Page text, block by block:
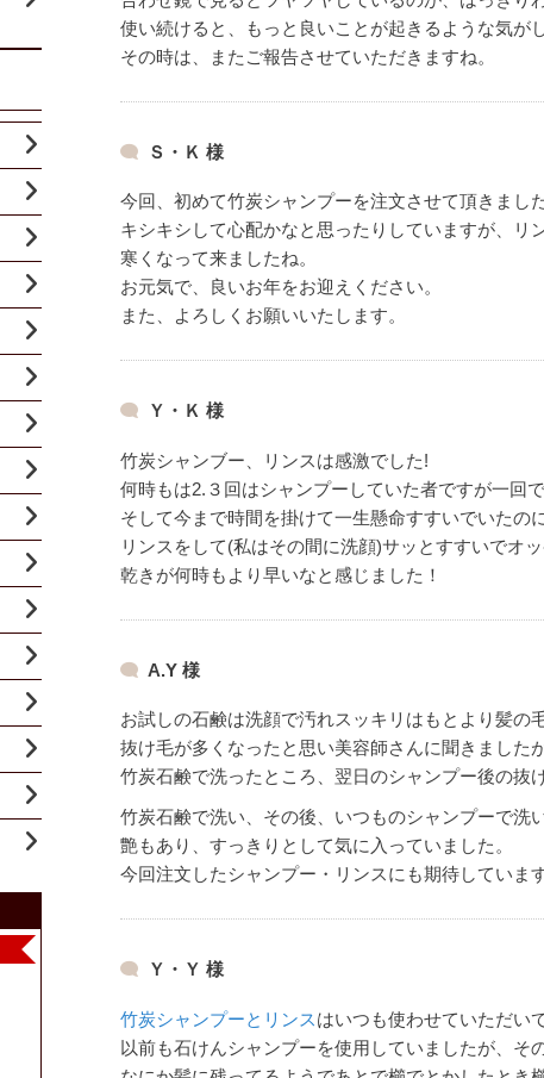
使い続けると、もっと良いことが起きるような気が
その時は、またご報告させていただきますね。
Ｓ・Ｋ 様
今回、初めて竹炭シャンプーを注文させて頂きました
キシキシして心配かなと思ったりしていますが、リ
寒くなって来ましたね。
お元気で、良いお年をお迎えください。
また、よろしくお願いいたします。
Ｙ・Ｋ 様
竹炭シャンブー、リンスは感激でした!
何時もは2.３回はシャンプーしていた者ですが一回
そして今まで時間を掛けて一生懸命すすいでいたの
リンスをして(私はその間に洗顔)サッとすすいでオッ
乾きが何時もより早いなと感じました！
A.Y 様
お試しの石鹸は洗顔で汚れスッキリはもとより髪の
抜け毛が多くなったと思い美容師さんに聞きました
竹炭石鹸で洗ったところ、翌日のシャンプー後の抜
竹炭石鹸で洗い、その後、いつものシャンプーで洗
艶もあり、すっきりとして気に入っていました。
今回注文したシャンプー・リンスにも期待していま
Ｙ・Ｙ 様
竹炭シャンプーとリンスはいつも使わせていただい
以前も石けんシャンプーを使用していましたが、そ